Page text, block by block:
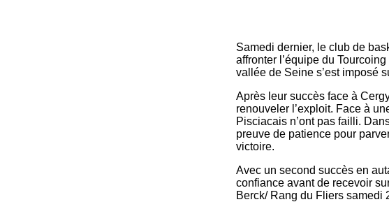
Samedi dernier, le club de
affronter l’équipe du
vallée de Seine s’est imposé
Après leur succès face à
renouveler l’exploit. Face à
Pisciacais n’ont pas failli.
preuve de patience pour
victoire.
Avec un second succès en
confiance avant de recevoir
Berck/ Rang du Fliers samedi